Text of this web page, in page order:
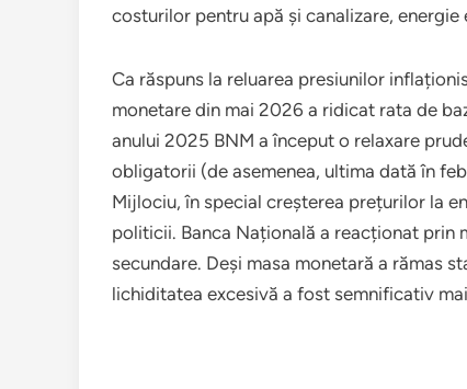
costurilor pentru apă și canalizare,
Ca răspuns la reluarea presiunilor
monetare din mai 2026 a ridicat rata de
anului 2025 BNM a început o relaxare
obligatorii (de asemenea, ultima dată în
Mijlociu, în special creșterea prețurilor la
politicii. Banca Națională a reacționat prin
secundare. Deși masa monetară a rămas
lichiditatea excesivă a fost semnificativ